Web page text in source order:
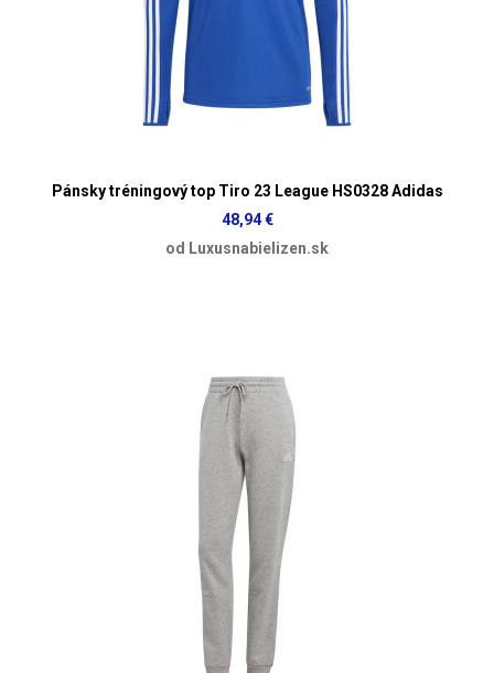
Pánsky tréningový top Tiro 23 League HS0328 Adidas
48,94 €
od Luxusnabielizen.sk